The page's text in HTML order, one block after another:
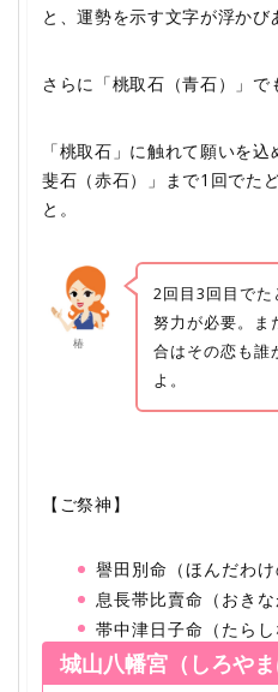
と、運勢を示す文字が浮かび
さらに「桃取石（青石）」で
「桃取石」に触れて願いを
斐石（赤石）」まで1回でた
と。
椿
2回目3回目で
努力が必要。ま
合はその恋も誰
よ。
【ご祭神】
譽田別命（ほんだわけ
息長帯比賣命（おきな
帯中津日子命（たらし
城山八幡宮（しろやま